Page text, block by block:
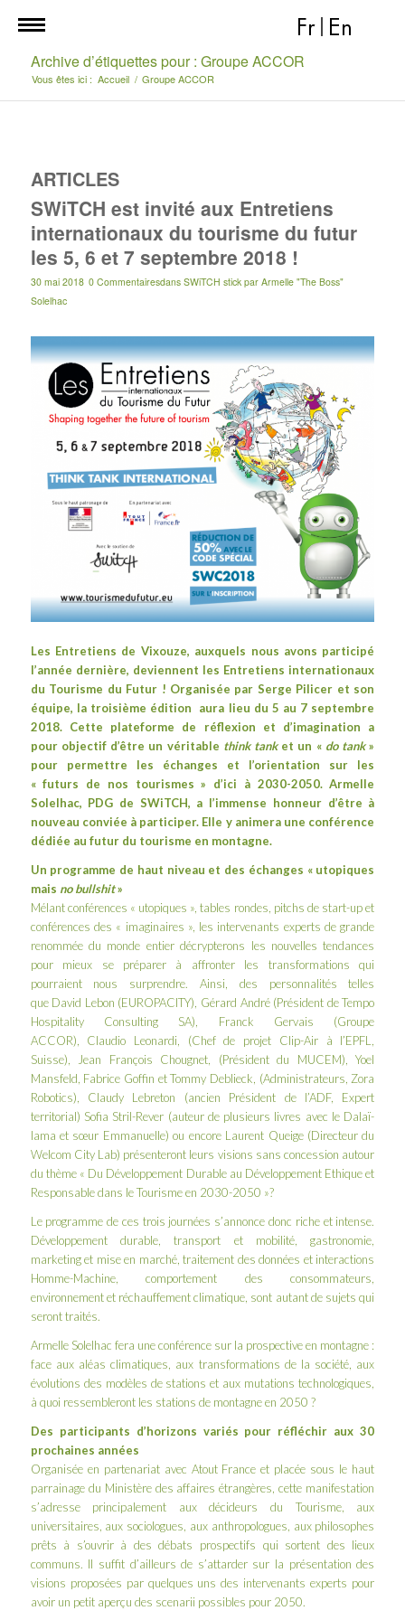
Fr En
Archive d’étiquettes pour : Groupe ACCOR
Vous êtes ici : Accueil / Groupe ACCOR
ARTICLES
SWiTCH est invité aux Entretiens
internationaux du tourisme du futur
les 5, 6 et 7 septembre 2018 !
30 mai 2018 0 Commentairesdans SWiTCH stick par Armelle "The Boss"
Solelhac
Les Entretiens de Vixouze, auxquels nous avons participé
l’année dernière, deviennent les Entretiens internationaux
du Tourisme du Futur ! Organisée par Serge Pilicer et son
équipe, la troisième édition aura lieu du 5 au 7 septembre
2018. Cette plateforme de réflexion et d’imagination a
pour objectif d’être un véritable think tanket un « do tank»
pour permettre les échanges et l’orientation sur les
« futurs de nos tourismes » d’ici à 2030-2050. Armelle
Solelhac, PDG de SWiTCH, a l’immense honneur d’être à
nouveau conviée à participer. Elle y animera une conférence
dédiée au futur du tourisme en montagne.
Un programme de haut niveau et des échanges « utopiques
mais no bullshit»
Mélant conférences « utopiques », tables rondes, pitchs de start-up et
conférences des « imaginaires », les intervenants experts de grande
renommée du monde entier décrypterons les nouvelles tendances
pour mieux se préparer à affronter les transformations qui
pourraient nous surprendre. Ainsi, des personnalités telles
que David Lebon (EUROPACITY), Gérard André (Président de Tempo
Hospitality Consulting SA), Franck Gervais (Groupe
ACCOR), Claudio Leonardi, (Chef de projet Clip-Air à l’EPFL,
Suisse), Jean François Chougnet, (Président du MUCEM), Yoel
Mansfeld, Fabrice Goffin et Tommy Deblieck, (Administrateurs, Zora
Robotics), Claudy Lebreton (ancien Président de l’ADF, Expert
territorial) Sofia Stril-Rever (auteur de plusieurs livres avec le Dalaï-
lama et sœur Emmanuelle) ou encore Laurent Queige (Directeur du
Welcom City Lab) présenteront leurs visions sans concession autour
du thème « Du Développement Durable au Développement Ethique et
Responsable dans le Tourisme en 2030-2050 »?
Le programme de ces trois journées s’annonce donc riche et intense.
Développement durable, transport et mobilité, gastronomie,
marketing et mise en marché, traitement des données et interactions
Homme-Machine, comportement des consommateurs,
environnement et réchauffement climatique, sont autant de sujets qui
seront traités.
Armelle Solelhac fera une conférence sur la prospective en montagne :
face aux aléas climatiques, aux transformations de la société, aux
évolutions des modèles de stations et aux mutations technologiques,
à quoi ressembleront les stations de montagne en 2050 ?
Des participants d’horizons variés pour réfléchir aux 30
prochaines années
Organisée en partenariat avec Atout France et placée sous le haut
parrainage du Ministère des affaires étrangères, cette manifestation
s’adresse principalement aux décideurs du Tourisme, aux
universitaires, aux sociologues, aux anthropologues, aux philosophes
prêts à s’ouvrir à des débats prospectifs qui sortent des lieux
communs. Il suffit d’ailleurs de s’attarder sur la présentation des
visions proposées par quelques uns des intervenants experts pour
avoir un petit aperçu des scenarii possibles pour 2050.